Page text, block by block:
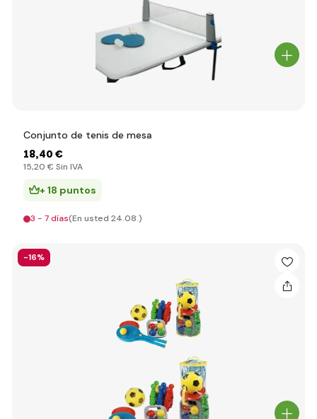
Conjunto de tenis de mesa
18,40 €
15,20 € Sin IVA
+ 18 puntos
3 - 7 días(En usted 24.08.)
-16%